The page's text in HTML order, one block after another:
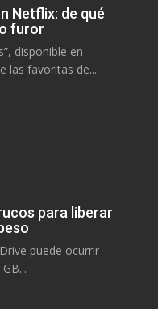
Netflix: de qué
furor
disponible en
las favoritas de...
para liberar
puede ocurrir